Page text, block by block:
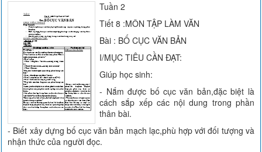
Tuần 2
Tiết 8 :MÔN TẬP LÀM VĂN
Bài : BỐ CỤC VĂN BẢN
I/MỤC TIÊU CẦN ĐẠT:
Giúp học sinh:
- Nắm được bố cục văn bản,đặc biệt là
cách sắp xếp các nội dung trong phần
thân bài.
- Biết xây dựng bố cục văn bản mạch lạc,phù hợp với đối tượng và
nhận thức của người đọc.